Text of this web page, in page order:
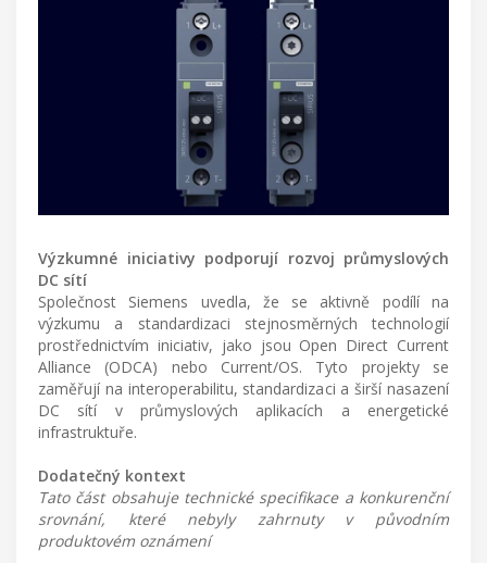
Výzkumné iniciativy podporují rozvoj průmyslových
DC sítí
Společnost Siemens uvedla, že se aktivně podílí na
výzkumu a standardizaci stejnosměrných technologií
prostřednictvím iniciativ, jako jsou Open Direct Current
Alliance (ODCA) nebo Current/OS. Tyto projekty se
zaměřují na interoperabilitu, standardizaci a širší nasazení
DC sítí v průmyslových aplikacích a energetické
infrastruktuře.
Dodatečný kontext
Tato část obsahuje technické specifikace a konkurenční
srovnání, které nebyly zahrnuty v původním
produktovém oznámení